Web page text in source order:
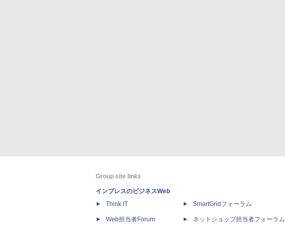
Group site links
インプレスのビジネスWeb
Think IT
Web担当者Forum
SmartGridフォーラム
ネットショップ担当者フォーラム